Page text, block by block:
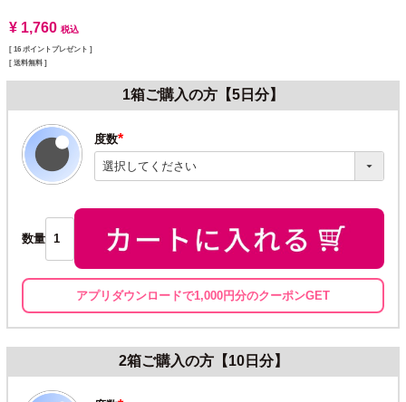
¥ 1,760 税込
[ 16 ポイントプレゼント ]
送料無料
1箱ご購入の方【5日分】
度数
(必
須)
数量
アプリダウンロードで1,000円分のクーポンGET
2箱ご購入の方【10日分】